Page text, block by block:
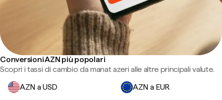
Conversioni AZN più popolari
Scopri i tassi di cambio da manat azeri alle altre principali valute.
AZN a USD
AZN a EUR